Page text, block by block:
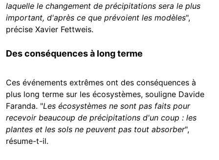
laquelle le changement de précipitations sera le plus
important, d'après ce que prévoient les modèles",
précise Xavier Fettweis.
Des conséquences à long terme
Ces événements extrêmes ont des conséquences à
plus long terme sur les écosystèmes, souligne Davide
Faranda. "Les écosystèmes ne sont pas faits pour
recevoir beaucoup de précipitations d'un coup : les
plantes et les sols ne peuvent pas tout absorber",
résume-t-il.